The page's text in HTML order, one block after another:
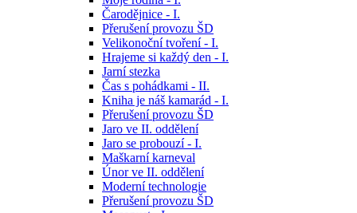
Čarodějnice - I.
Přerušení provozu ŠD
Velikonoční tvoření - I.
Hrajeme si každý den - I.
Jarní stezka
Čas s pohádkami - II.
Kniha je náš kamarád - I.
Přerušení provozu ŠD
Jaro ve II. oddělení
Jaro se probouzí - I.
Maškarní karneval
Únor ve II. oddělení
Moderní technologie
Přerušení provozu ŠD